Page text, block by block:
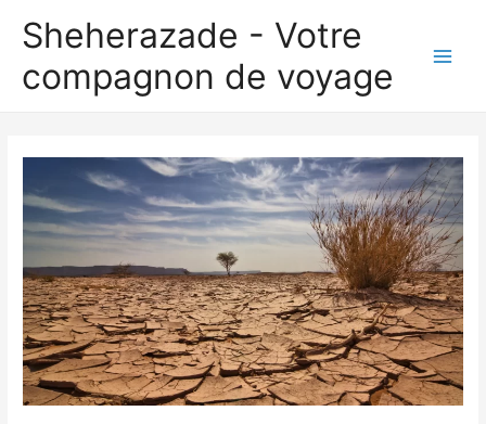
contenu
Sheherazade - Votre
compagnon de voyage